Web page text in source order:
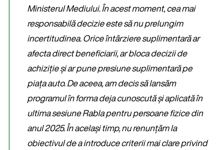
Ministerul Mediului. În acest moment, cea mai
responsabilă decizie este să nu prelungim
incertitudinea. Orice întârziere suplimentară ar
afecta direct beneficiarii, ar bloca decizii de
achiziție și ar pune presiune suplimentară pe
piața auto. De aceea, am decis să lansăm
programul în forma deja cunoscută și aplicată în
ultima sesiune Rabla pentru persoane fizice din
anul 2025. În același timp, nu renunțăm la
obiectivul de a introduce criterii mai clare privind